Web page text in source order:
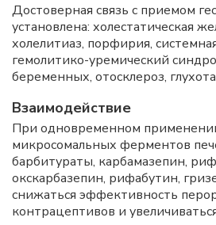
Достоверная связь с приемом
установлена: холестатическая
холелитиаз, порфирия,
гемолитико-уремический
беременных, отосклероз,
Взаимодействие
При одновременном
микросомальных ферментов
барбитураты, карбамазепин,
окскарбазепин, рифабутин,
снижаться эффективность
контрацептивов и